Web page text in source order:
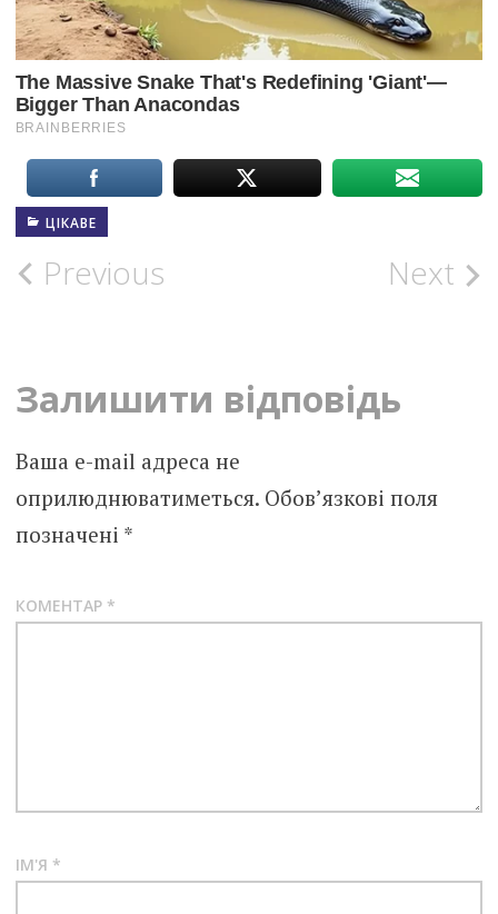
ЦІКАВЕ
Post
Previous Next
Залишити відповідь
Ваша e-mail адреса не
оприлюднюватиметься. Обов’язкові поля
позначені *
КОМЕНТАР *
ІМ'Я *